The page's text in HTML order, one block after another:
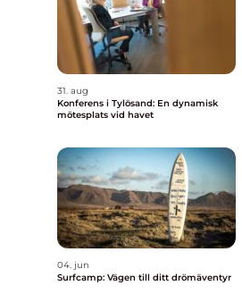
31. aug
Konferens i Tylösand: En dynamisk
mötesplats vid havet
04. jun
Surfcamp: Vägen till ditt drömäventyr